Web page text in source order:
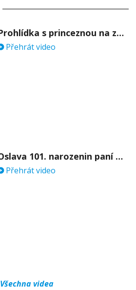
Prohlídka s princeznou na zámku Stekník
Přehrát video
Oslava 101. narozenin paní Věry Skořepové
Přehrát video
Všechna videa